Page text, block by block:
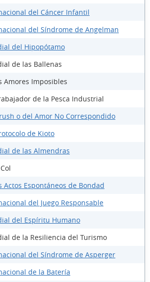
del Cáncer Infantil
del Síndrome de Angelman
del Hipopótamo
de las Ballenas
Amores Imposibles
de la Pesca Industrial
o del Amor No Correspondido
de Kioto
de las Almendras
Actos Espontáneos de Bondad
del Juego Responsable
del Espíritu Humano
de la Resiliencia del Turismo
del Síndrome de Asperger
de la Batería